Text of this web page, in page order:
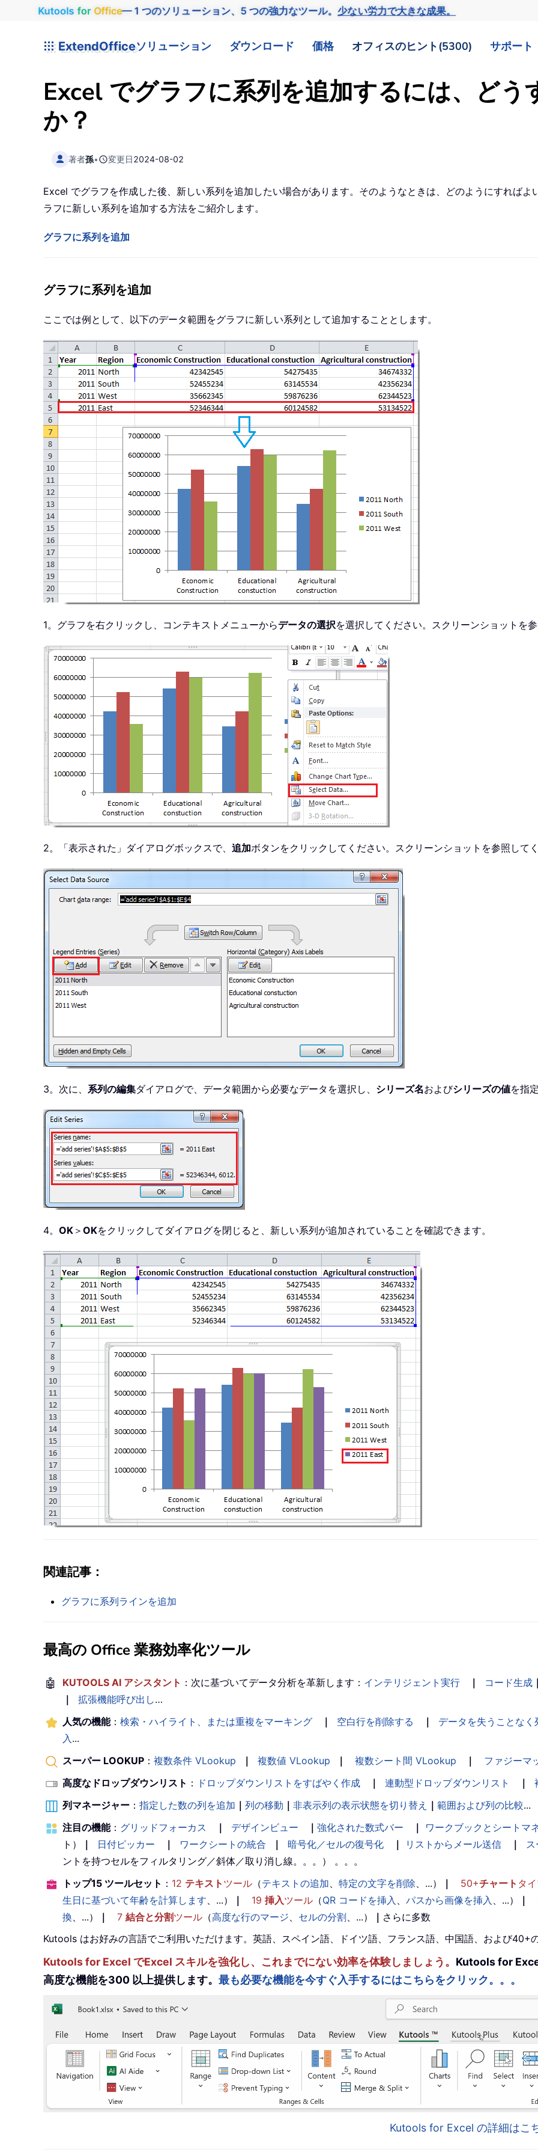
Kutools for Office— 1 つのソリューション、5 つの強力なツール。 少ない労力で大きな成果。
ExtendOfficeソリューション ダウンロード 価格 オフィスのヒント(5300) サポート
Excel でグラフに系列を追加するには、どう
か？
著者孫• 変更日2024-08-02
Excel でグラフを作成した後、新しい系列を追加したい場合があります。そのようなときは、どのようにすれば
ラフに新しい系列を追加する方法をご紹介します。
グラフに系列を追加
グラフに系列を追加
ここでは例として、以下のデータ範囲をグラフに新しい系列として追加することとします。
1。グラフを右クリックし、コンテキストメニューからデータの選択を選択してください。スクリーンショットを
2。「表示された」ダイアログボックスで、 追加ボタンをクリックしてください。スクリーンショットを参照して
3。次に、 系列の編集ダイアログで、データ範囲から必要なデータを選択し、 シリーズ名およびシリーズの値を指
4。 OK ＞ OKをクリックしてダイアログを閉じると、新しい系列が追加されていることを確認できます。
関連記事：
グラフに系列ラインを追加
最高の Office 業務効率化ツール
🤖 KUTOOLS AI アシスタント ：次に基づいてデータ分析を革新します： インテリジェント実行 ｜ コード生成 ｜
｜
拡張機能呼び出し…
人気の機能： 検索・ハイライト、または重複をマーキング ｜ 空白行を削除する ｜ データを失うことな
入...
スーパー LOOKUP ： 複数条件 VLookup ｜ 複数値 VLookup ｜ 複数シート間 VLookup ｜ ファジーマ
高度なドロップダウンリスト ： ドロップダウンリストをすばやく作成 ｜ 連動型ドロップダウンリスト ｜
列マネージャー ： 指定した数の列を追加 ｜ 列の移動 ｜ 非表示列の表示状態を切り替え ｜ 範囲および列の比較...
注目の機能： グリッドフォーカス ｜ デザインビュー ｜ 強化された数式バー ｜ ワークブックとシートマ
ト）
｜ 日付ピッカー ｜ ワークシートの統合 ｜ 暗号化／セルの復号化 ｜ リストからメール送信 ｜
ントを持つセルをフィルタリング／斜体／取り消し線。。。） 。。。
トップ15 ツールセット ： 12 テキスト ツール （テキストの追加、 特定の文字を削除、...） ｜ 50+チャート タ
生日に基づいて年齢を計算します、...） ｜ 19 挿入ツール （QR コードを挿入 、 パスから画像を挿入 、...） ｜
換、...） ｜ 7 結合と分割ツール （高度な行のマージ、 セルの分割、...） ｜ さらに多数
Kutools はお好みの言語でご利用いただけます。英語、スペイン語、ドイツ語、フランス語、中国語、および40+
Kutools for Excel でExcel スキルを強化し、これまでにない効率を体験しましょう。 Kutools for
高度な機能を300 以上提供します。 最も必要な機能を今すぐ入手するにはこちらをクリック。。。
Kutools for Excel の詳細はこ